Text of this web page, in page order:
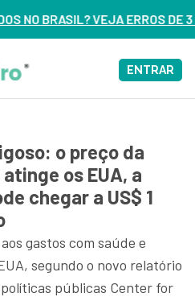
3 DELES – ASSISTA AGORA
ENTRAR
o preço da
os EUA, a
chegar a US$ 1
gastos com saúde e
segundo o novo relatório
públicas Center for